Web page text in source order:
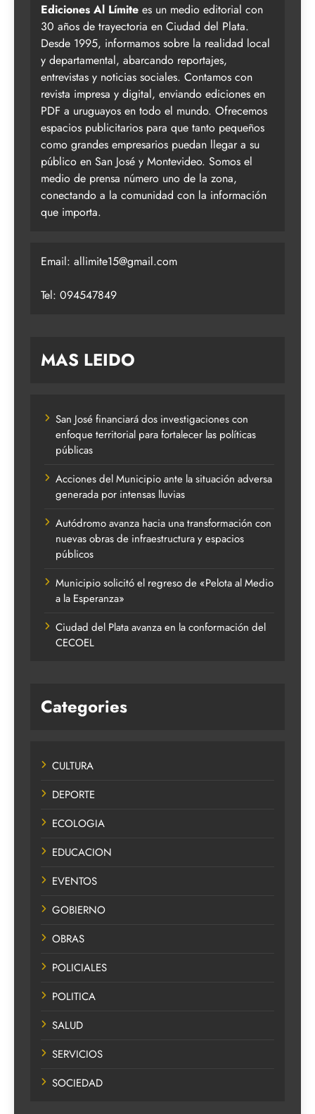
Ediciones Al Límite es un medio editorial con
30 años de trayectoria en Ciudad del Plata.
Desde 1995, informamos sobre la realidad local
y departamental, abarcando reportajes,
entrevistas y noticias sociales. Contamos con
revista impresa y digital, enviando ediciones en
PDF a uruguayos en todo el mundo. Ofrecemos
espacios publicitarios para que tanto pequeños
como grandes empresarios puedan llegar a su
público en San José y Montevideo. Somos el
medio de prensa número uno de la zona,
conectando a la comunidad con la información
que importa.
Email: allimite15@gmail.com
Tel: 094547849
MAS LEIDO
San José financiará dos investigaciones con
enfoque territorial para fortalecer las políticas
públicas
Acciones del Municipio ante la situación adversa
generada por intensas lluvias
Autódromo avanza hacia una transformación con
nuevas obras de infraestructura y espacios
públicos
Municipio solicitó el regreso de «Pelota al Medio
a la Esperanza»
Ciudad del Plata avanza en la conformación del
CECOEL
Categories
CULTURA
DEPORTE
ECOLOGIA
EDUCACION
EVENTOS
GOBIERNO
OBRAS
POLICIALES
POLITICA
SALUD
SERVICIOS
SOCIEDAD